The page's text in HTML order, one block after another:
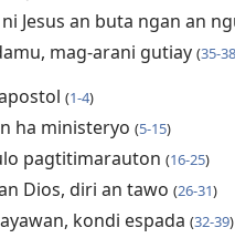
Jesus an buta ngan an
mag-arani gutiay (35-38
(1-4)
ha ministeryo (5-15)
pagtitimarauton (16-25)
Dios, diri an tawo (26-31)
kondi espada (32-39)